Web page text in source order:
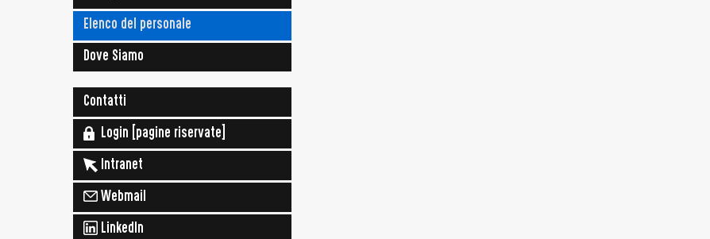
Elenco del personale
Dove Siamo
Contatti
Login [pagine riservate]
Intranet
Webmail
LinkedIn